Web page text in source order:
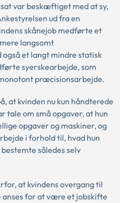
var beskæftiget med at sy,
ud fra en
skånejob medførte et
langsomt
et langt mindre statisk
syerskearbejde, som
præcisionsarbejde.
at kvinden nu kun håndterede
tale om små opgaver, at hun
opgaver og maskiner, og
i forhold til, hvad hun
således selv
at kvindens overgang til
anses for at være et jobskifte